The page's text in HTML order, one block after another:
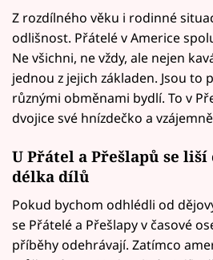
Z rozdílného věku i rodinné
odlišnost. Přátelé v Americe
Ne všichni, ne vždy, ale nejen
jednou z jejich základen. Jsou to
různými obměnami bydlí. To v
dvojice své hnízdečko a
U Přátel a Přešlapů se liší
délka dílů
Pokud bychom odhlédli od
se Přátelé a Přešlapy v časové
příběhy odehrávají. Zatímco